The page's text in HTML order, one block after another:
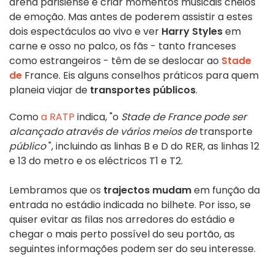
de emoção. Mas antes de poderem assistir a estes
dois espectáculos ao vivo e ver Harry Stylesem
carne e osso no palco, os fãs - tanto franceses
como estrangeiros - têm de se deslocar ao Stade
de France. Eis alguns conselhos práticos para quem
planeia viajar de transportes públicos.
Como a RATP indica, "o Stade de France pode ser
alcançado através de vários meios detransporte
público", incluindo as linhas B e D do RER, as linhas 12
e 13 do metro e os eléctricos T1 e T2.
Lembramos que os trajectos mudamem função da
entrada no estádio indicada no bilhete. Por isso, se
quiser evitar as filas nos arredores do estádio e
chegar o mais perto possível do seu portão, as
seguintes informações podem ser do seu interesse.